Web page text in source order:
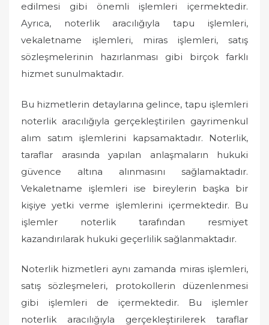
edilmesi gibi önemli işlemleri içermektedir.
Ayrıca, noterlik aracılığıyla tapu işlemleri,
vekaletname işlemleri, miras işlemleri, satış
sözleşmelerinin hazırlanması gibi birçok farklı
hizmet sunulmaktadır.
Bu hizmetlerin detaylarına gelince, tapu işlemleri
noterlik aracılığıyla gerçekleştirilen gayrimenkul
alım satım işlemlerini kapsamaktadır. Noterlik,
taraflar arasında yapılan anlaşmaların hukuki
güvence altına alınmasını sağlamaktadır.
Vekaletname işlemleri ise bireylerin başka bir
kişiye yetki verme işlemlerini içermektedir. Bu
işlemler noterlik tarafından resmiyet
kazandırılarak hukuki geçerlilik sağlanmaktadır.
Noterlik hizmetleri aynı zamanda miras işlemleri,
satış sözleşmeleri, protokollerin düzenlenmesi
gibi işlemleri de içermektedir. Bu işlemler
noterlik aracılığıyla gerçekleştirilerek taraflar